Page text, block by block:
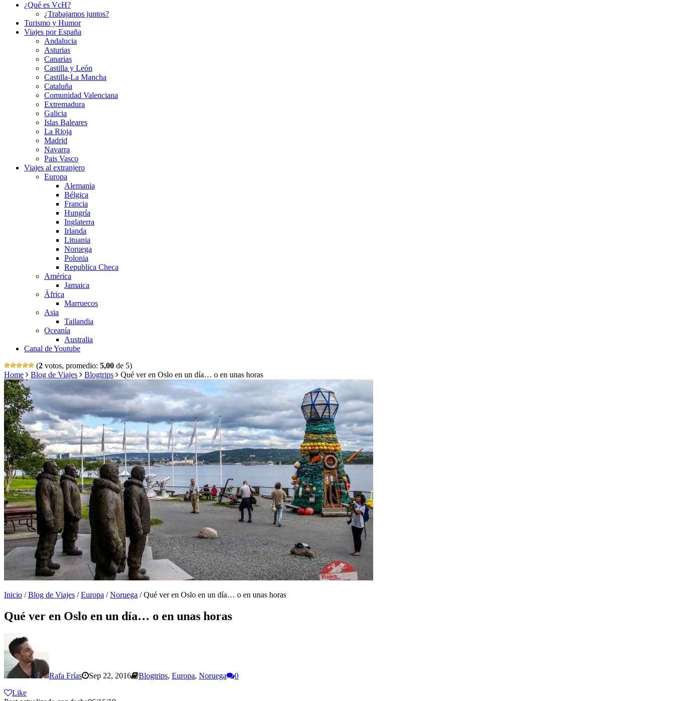
¿Qué es VcH?
¿Trabajamos juntos?
Turismo y Humor
Viajes por España
Andalucia
Asturias
Canarias
Castilla y León
Castilla-La Mancha
Cataluña
Comunidad Valenciana
Extremadura
Galicia
Islas Baleares
La Rioja
Madrid
Navarra
Pais Vasco
Viajes al extranjero
Europa
Alemania
Bélgica
Francia
Hungría
Inglaterra
Irlanda
Lituania
Noruega
Polonia
Republica Checa
América
Jamaica
África
Marruecos
Asia
Tailandia
Oceanía
Australia
Canal de Youtube
(2 votos, promedio: 5,00 de 5)
Home
Blog de Viajes Blogtrips Qué ver en Oslo en un día… o en unas horas
Inicio /Blog de Viajes /Europa /Noruega /Qué ver en Oslo en un día… o en unas horas
Qué ver en Oslo en un día… o en unas horas
Rafa Frías Sep 22, 2016 Blogtrips, Europa, Noruega
0
Like